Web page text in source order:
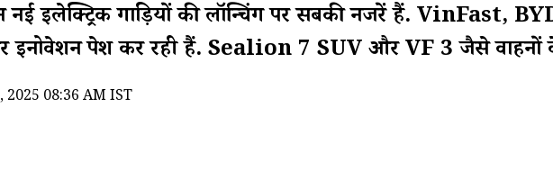
नई इलेक्ट्रिक गाड़ियों की लॉन्चिंग पर सबकी नजरें हैं.
इनोवेशन पेश कर रही हैं. Sealion 7 SUV और VF 3 जैसे वाहनों
2025 08:36 AM IST